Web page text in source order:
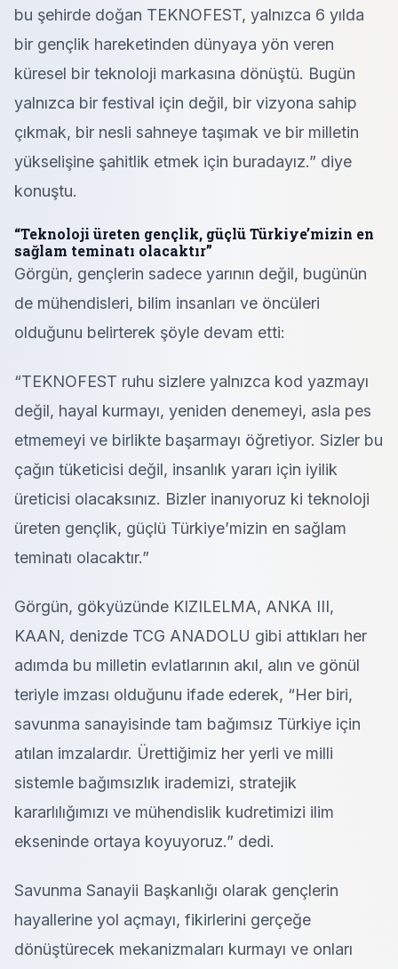
bu şehirde doğan TEKNOFEST, yalnızca 6 yılda
bir gençlik hareketinden dünyaya yön veren
küresel bir teknoloji markasına dönüştü. Bugün
yalnızca bir festival için değil, bir vizyona sahip
çıkmak, bir nesli sahneye taşımak ve bir milletin
yükselişine şahitlik etmek için buradayız.” diye
konuştu.
“Teknoloji üreten gençlik, güçlü Türkiye’mizin en
sağlam teminatı olacaktır”
Görgün, gençlerin sadece yarının değil, bugünün
de mühendisleri, bilim insanları ve öncüleri
olduğunu belirterek şöyle devam etti:
“TEKNOFEST ruhu sizlere yalnızca kod yazmayı
değil, hayal kurmayı, yeniden denemeyi, asla pes
etmemeyi ve birlikte başarmayı öğretiyor. Sizler bu
çağın tüketicisi değil, insanlık yararı için iyilik
üreticisi olacaksınız. Bizler inanıyoruz ki teknoloji
üreten gençlik, güçlü Türkiye’mizin en sağlam
teminatı olacaktır.”
Görgün, gökyüzünde KIZILELMA, ANKA III,
KAAN, denizde TCG ANADOLU gibi attıkları her
adımda bu milletin evlatlarının akıl, alın ve gönül
teriyle imzası olduğunu ifade ederek, “Her biri,
savunma sanayisinde tam bağımsız Türkiye için
atılan imzalardır. Ürettiğimiz her yerli ve milli
sistemle bağımsızlık irademizi, stratejik
kararlılığımızı ve mühendislik kudretimizi ilim
ekseninde ortaya koyuyoruz.” dedi.
Savunma Sanayii Başkanlığı olarak gençlerin
hayallerine yol açmayı, fikirlerini gerçeğe
dönüştürecek mekanizmaları kurmayı ve onları